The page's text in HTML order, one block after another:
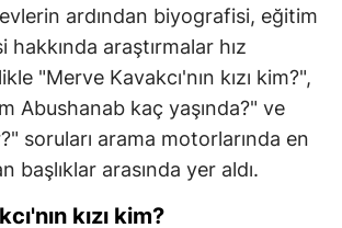
ardından biyografisi, eğitim
hakkında araştırmalar hız
"Merve Kavakcı'nın kızı kim?",
Abushanab kaç yaşında?" ve
soruları arama motorlarında en
başlıklar arasında yer aldı.
kızı kim?